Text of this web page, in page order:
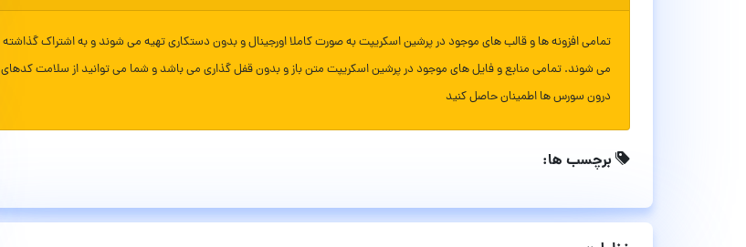
تمامی افزونه ها و قالب های موجود در پرشین اسکریپت به صورت کاملا اورجینال و بدون دستکاری تهیه می شوند و به اشتراک گذاشته
می شوند. تمامی منابع و فایل های موجود در پرشین اسکریپت متن باز و بدون قفل گذاری می باشد و شما می توانید از سلامت کدهای
درون سورس ها اطمینان حاصل کنید
برچسب ها: